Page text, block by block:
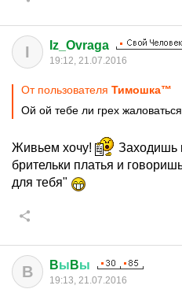
I Iz_Ovraga
19:12, 21.07.2016
От пользователя Тимошка™
Ой ой тебе ли грех
Живьем хочу!
Заходишь
брительки платья и
для тебя"
B Bы Bы
19:13, 21.07.2016